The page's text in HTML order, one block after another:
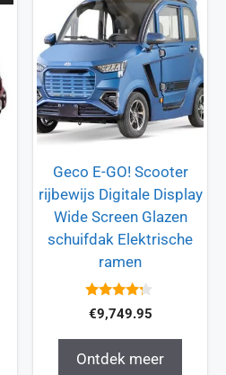
Geco E-GO! Scooter
rijbewijs Digitale Display
Wide Screen Glazen
schuifdak Elektrische
ramen
4.1
van 5
€9,749.95
Ontdek meer